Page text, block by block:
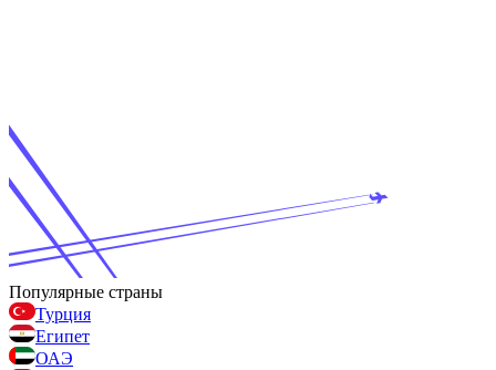
Популярные страны
Турция
Египет
ОАЭ